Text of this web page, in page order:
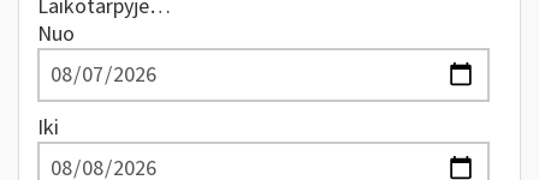
Laikotarpyje…
Nuo
Iki